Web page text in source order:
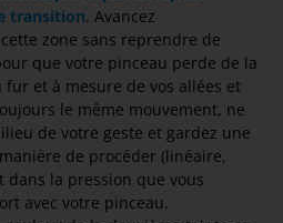
transition. Avancez
zone sans reprendre de
que votre pinceau perde de la
et à mesure de vos allées et
le même mouvement, ne
de votre geste et gardez une
de procéder (linéaire,
dans la pression que vous
avec votre pinceau.